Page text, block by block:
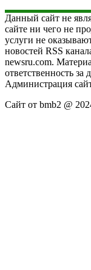
Данный сайт не
сайте ни чего не
услуги не
новостей RSS
newsru.com.
ответственность
Администрация
Сайт от bmb2 @